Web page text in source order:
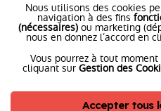
✆ 18№National Sapeurs-
le SDISle plus proche
l'équipePompierCenter
Nous utilisons des cookies
navigation à des fins
(nécessaires) ou marketing
nous en donnez l’accord en
Vous pourrez à tout
cliquant sur Gestion des
Accepter tous